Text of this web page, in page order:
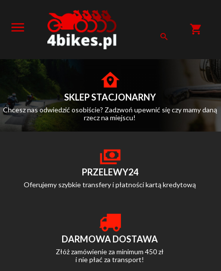
SKLEP STACJONARNY
Chcesz nas odwiedzić osobiście? Zadzwoń upewnić się czy mamy daną
rzecz na miejscu!
PRZELEWY24
Oferujemy szybkie transfery i płatności kartą kredytową
DARMOWA DOSTAWA
Złóż zamówienie za minimum 450 zł
i nie płać za transport!